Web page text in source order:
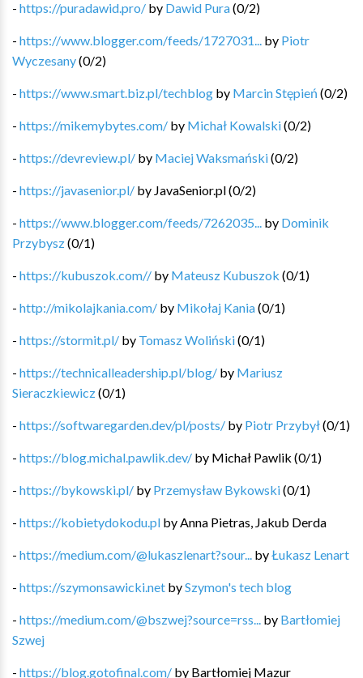
- https://puradawid.pro/ by Dawid Pura(0/2)
- https://www.blogger.com/feeds/1727031... by Piotr
Wyczesany(0/2)
- https://www.smart.biz.pl/techblog by Marcin Stępień (0/2)
- https://mikemybytes.com/ by Michał Kowalski(0/2)
- https://devreview.pl/ by Maciej Waksmański(0/2)
- https://javasenior.pl/ by JavaSenior.pl(0/2)
- https://www.blogger.com/feeds/7262035... by Dominik
Przybysz(0/1)
- https://kubuszok.com// by Mateusz Kubuszok (0/1)
- http://mikolajkania.com/ by Mikołaj Kania(0/1)
- https://stormit.pl/ by Tomasz Woliński(0/1)
- https://technicalleadership.pl/blog/ by Mariusz
Sieraczkiewicz(0/1)
- https://softwaregarden.dev/pl/posts/ by Piotr Przybył(0/1)
- https://blog.michal.pawlik.dev/ by Michał Pawlik (0/1)
- https://bykowski.pl/ by Przemysław Bykowski(0/1)
- https://kobietydokodu.pl by Anna Pietras, Jakub Derda
- https://medium.com/@lukaszlenart?sour... byŁukasz Lenart
- https://szymonsawicki.net bySzymon's tech blog
- https://medium.com/@bszwej?source=rss... by Bartłomiej
Szwej
- https://blog.gotofinal.com/ by Bartłomiej Mazur